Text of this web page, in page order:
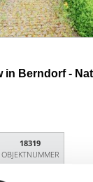
in Berndorf -
18319
OBJEKTNUMMER